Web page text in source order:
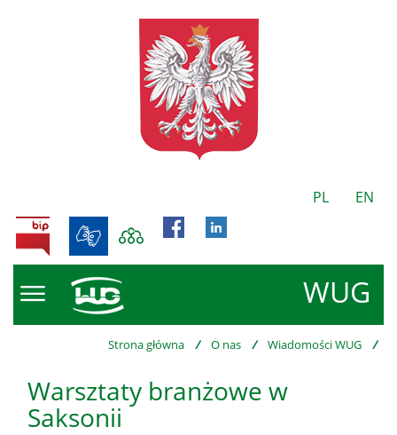
PL EN
WUG
BIP
Strona główna / O nas / Wiadomości WUG /
Warsztaty branżowe w
Saksonii